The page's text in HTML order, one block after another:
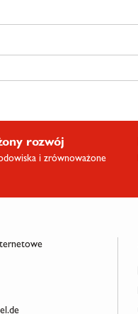
rozwój
i zrównoważone